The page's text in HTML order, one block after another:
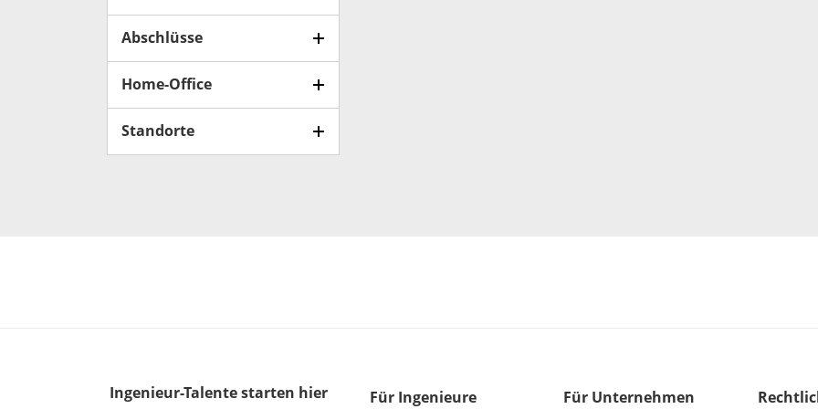
Abschlüsse
Home-Office
Standorte
Ingenieur-Talente starten hier Für Ingenieure Für Unternehmen